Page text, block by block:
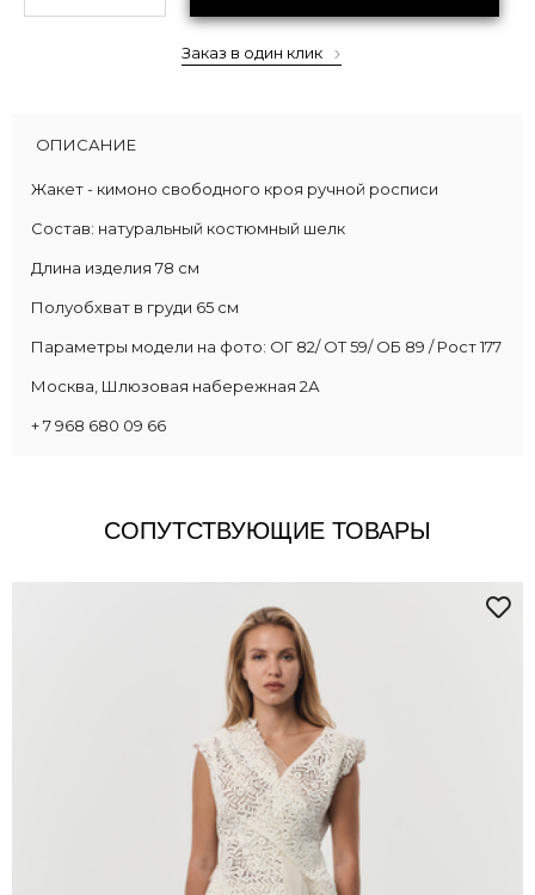
Заказ в один клик
ОПИСАНИЕ
Жакет - кимоно свободного кроя ручной росписи
Состав: натуральный костюмный шелк
Длина изделия 78 cм
Полуобхват в груди 65 cм
Параметры модели на фото: ОГ 82/ ОТ 59/ ОБ 89 / Рост 177
Москва, Шлюзовая набережная 2А
+ 7 968 680 09 66
СОПУТСТВУЮЩИЕ ТОВАРЫ